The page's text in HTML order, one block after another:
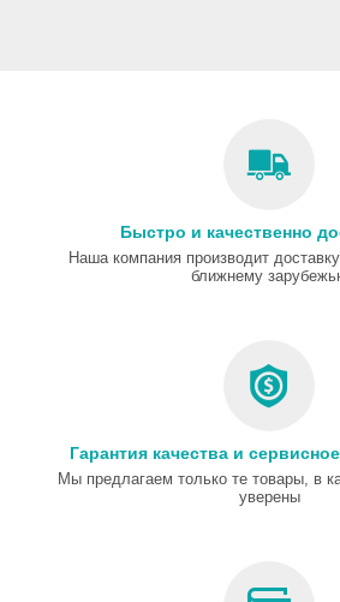
Быстро и качественно
Наша компания производит
ближнему
Гарантия качества и
Мы предлагаем только те товары, в
уверены